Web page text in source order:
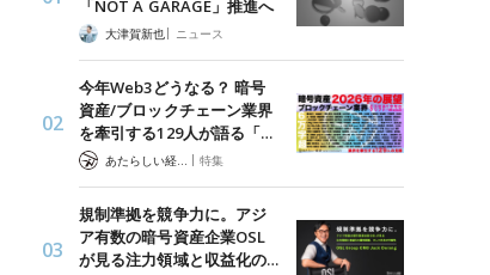
「NOT A GARAGE」推進へ
大津賀新也| ニュース
今年Web3どうなる？ 暗号
資産/ブロックチェーン業界
を牽引する129人が語る「…
| 特集
規制準拠を競争力に。アジ
ア有数の暗号資産企業OSL
が見る注力領域と収益化の…